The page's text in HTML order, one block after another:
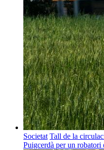
Societat Tall de la
Puigcerdà per un robatori